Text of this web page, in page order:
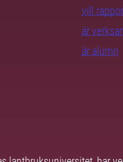
vill
är
är alumn